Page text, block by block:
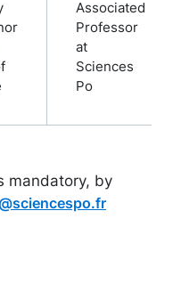
Associated
Professor
at
Sciences
Po
mandatory, by